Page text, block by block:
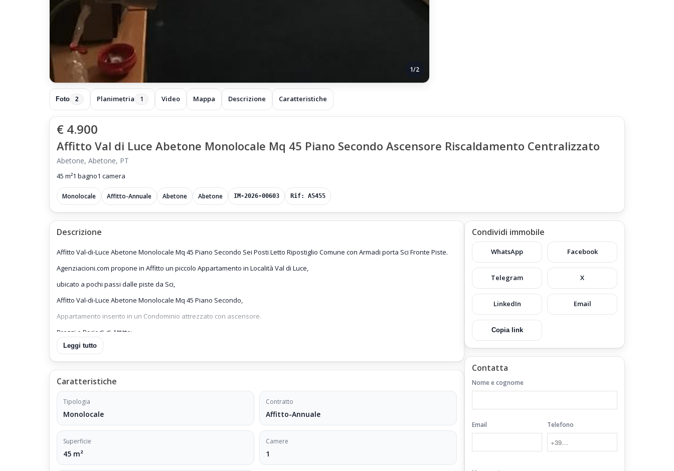
1/2
Foto 2 Planimetria 1 Video Mappa Descrizione Caratteristiche
€ 4.900
Affitto Val di Luce Abetone Monolocale Mq 45 Piano Secondo Ascensore Riscaldamento Centralizzato
Abetone, Abetone, PT
45 m²1 bagno1 camera
Monolocale Affitto-Annuale Abetone Abetone IM-2026-00603 Rif: A5455
Descrizione
Affitto Val-di-Luce Abetone Monolocale Mq 45 Piano Secondo Sei Posti Letto Ripostiglio Comune con Armadi porta Sci Fronte Piste.
Agenziacioni.com propone in Affitto un piccolo Appartamento in Località Val di Luce,
ubicato a pochi passi dalle piste da Sci,
Affitto Val-di-Luce Abetone Monolocale Mq 45 Piano Secondo,
Appartamento inserito in un Condominio attrezzato con ascensore.
Prezzi e Periodi di Affitto:
Prezzo di Affitto Euro 3.900 (Periodo Stagione Invernale Dicembre - Aprile)
sono escluse le spese di Energia Elettrica.
Prezzo di Affitto Euro 4.900 (Periodo Annuale)
nel prezzo di Locazione sono compresi i Consumi di Riscaldamento,
sono esclusi i consumi di Energia Elettrica.
info Web Vendita:
Appartamento Monolocale Val-di-Luce Abetone Mq 45 Piano Secondo Ascensore Ripostiglio Armadietto Sci
Leggi tutto
Caratteristiche
Tipologia
Monolocale
Contratto
Affitto-Annuale
Superficie
45 m²
Camere
1
Condividi immobile
WhatsApp Facebook
Telegram X
LinkedIn Email
Copia link
Contatta
Nome e cognome
Email Telefono